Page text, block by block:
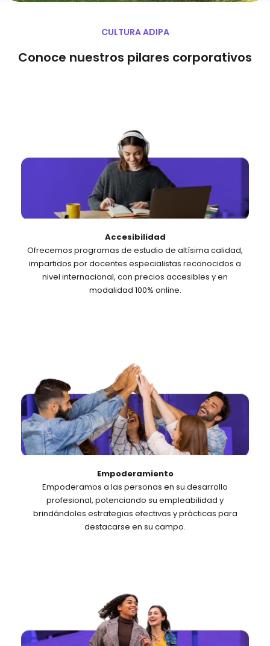
CULTURA ADIPA
Conoce nuestros pilares corporativos
Accesibilidad
Ofrecemos programas de estudio de altísima calidad,
impartidos por docentes especialistas reconocidos a
nivel internacional, con precios accesibles y en
modalidad 100% online.
Empoderamiento
Empoderamos a las personas en su desarrollo
profesional, potenciando su empleabilidad y
brindándoles estrategias efectivas y prácticas para
destacarse en su campo.